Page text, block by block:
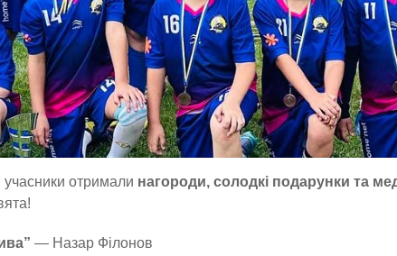
учасники отримали нагороди, солодкі подарунки та
— Назар Філонов